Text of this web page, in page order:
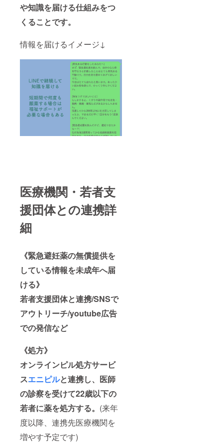
や知識を届ける仕組みをつ
くることです。
情報を届けるイメージ↓
医療機関・若者支
援団体との連携詳
細
《緊急避妊薬の無償提供を
している情報を未成年へ届
ける》
若者支援団体と連携/SNSで
アウトリーチ/youtube広告
での発信など
《処方》
オンラインピル処方サービ
スエニピルと連携し、医師
の診察を受けて22歳以下の
若者に薬を処方する。 (来年
度以降、連携先医療機関を
増やす予定です)